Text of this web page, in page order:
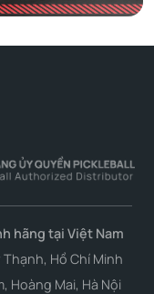
hãng tại Việt Nam
Thạnh, Hồ Chí Minh
Hoàng Mai, Hà Nội